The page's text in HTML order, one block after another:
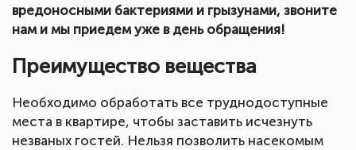
вредоносными бактериями и грызунами, звоните
нам и мы приедем уже в день обращения!
Преимущество вещества
Необходимо обработать все труднодоступные
места в квартире, чтобы заставить исчезнуть
незваных гостей. Нельзя позволить насекомым